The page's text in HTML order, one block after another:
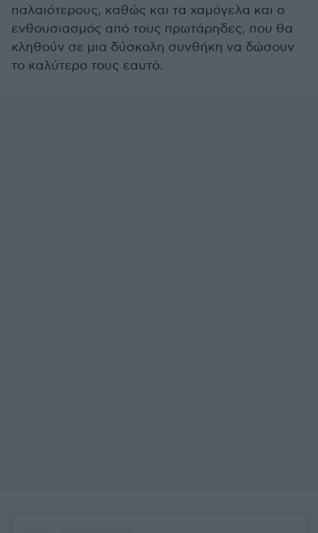
παλαιότερους, καθώς και τα χαμόγελα και ο
ενθουσιασμός από τους πρωτάρηδες, που θα
κληθούν σε μια δύσκολη συνθήκη να δώσουν
το καλύτερο τους εαυτό.